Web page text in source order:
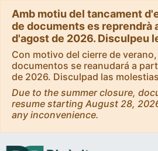
Amb motiu del tancament
de documents es reprendrà
d'agost de 2026. Disculpeu
Con motivo del cierre de
documentos se reanudará a
de 2026. Disculpad las molestias
Due to the summer closure,
resume starting August 28,
any inconvenience.